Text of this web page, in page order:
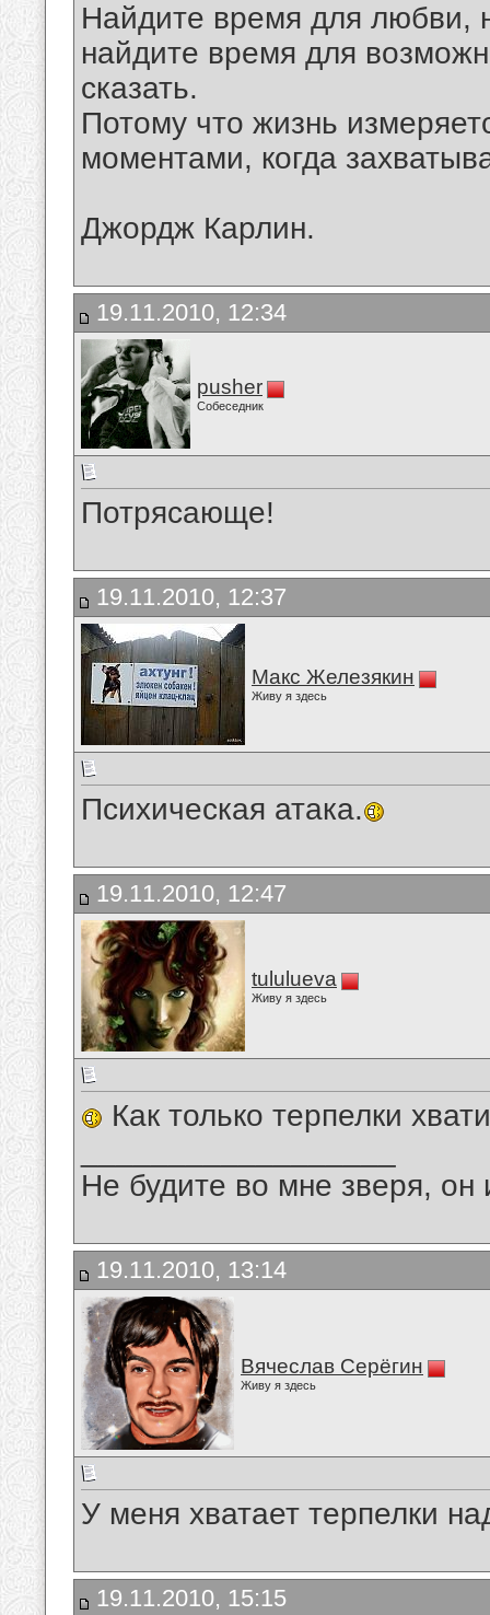
Найдите время для любви,
найдите время для
сказать.
Потому что жизнь
моментами, когда
Джордж Карлин.
19.11.2010, 12:34
pusher
Собеседник
Потрясающе!
19.11.2010, 12:37
Макс Железякин
Живу я здесь
Психическая атака.
19.11.2010, 12:47
tululueva
Живу я здесь
Как только терпелки
Не будите во мне зверя, он
19.11.2010, 13:14
Вячеслав Серёгин
Живу я здесь
У меня хватает терпелки
19.11.2010, 15:15